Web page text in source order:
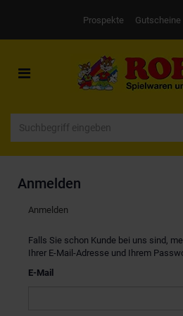
Prospekte Gutscheine
Toggle
navigation
Anmelden
Anmelden
Falls Sie schon Kunde bei uns sind,
Ihrer E-Mail-Adresse und Ihrem
E-Mail